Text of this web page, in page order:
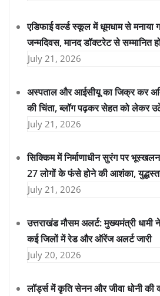
एडिफाई वर्ल्ड स्कूल में धूमधाम से
जन्मदिवस, मानद डॉक्टरेट से सम्मानित
July 21, 2026
अस्पताल और आईसीयू का जिक्र कर
की चिंता, ब्लॉग पढ़कर सेहत को लेकर
July 21, 2026
सिक्किम में निर्माणाधीन सुरंग पर
27 लोगों के फंसे होने की आशंका,
July 21, 2026
उत्तराखंड मौसम अलर्ट: मुख्यमंत्री धामी
कई जिलों में रेड और ऑरेंज अलर्ट जारी
July 20, 2026
लॉर्ड्स में कृति सेनन और जीवा धोनी की